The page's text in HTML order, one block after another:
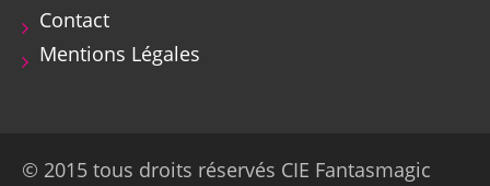
Contact
Mentions Légales
© 2015 tous droits réservés CIE Fantasmagic